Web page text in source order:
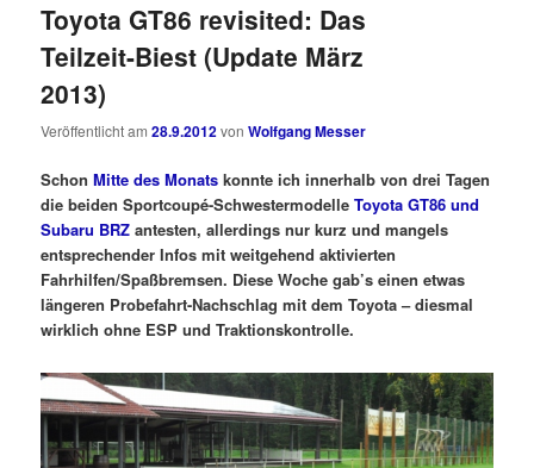
Toyota GT86 revisited: Das
Teilzeit-Biest (Update März
2013)
Veröffentlicht am28.9.2012vonWolfgang Messer
SchonMitte des Monats konnte ich innerhalb von drei Tagen
die beiden Sportcoupé-SchwestermodelleToyota GT86 und
Subaru BRZ antesten, allerdings nur kurz und mangels
entsprechender Infos mit weitgehend aktivierten
Fahrhilfen/Spaßbremsen. Diese Woche gab’s einen etwas
längeren Probefahrt-Nachschlag mit dem Toyota – diesmal
wirklich ohne ESP und Traktionskontrolle.